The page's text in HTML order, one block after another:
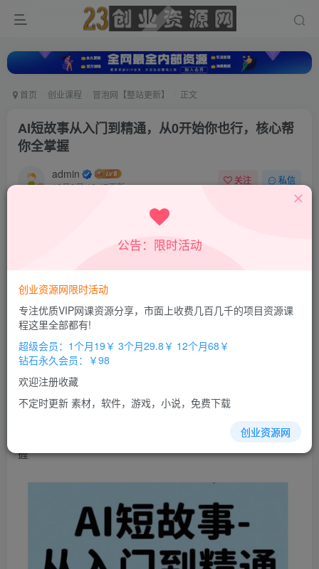
首页 创业课程 冒泡网【整站更新】 正文
AI短故事从入门到精通，从0开始你也行，核心帮
你全掌握
admin
10月8日 16:47更新
关注 私信
AI短故事从入门到精通，从0开始你也行，核心帮你全掌握
超级会员
立即购买
您当前未登录！建议登陆后购买，办理会员包月更省钱，可保存购
从入门到精通，从0开始你也行，核心帮你全掌
握
公告：限时活动
创业资源网限时活动
专注优质VIP网课资源分享，市面上收费几百几千的项目资源课
程这里全部都有!
超级会员：1个月19￥ 3个月29.8￥ 12个月68￥
钻石永久会员：￥98
欢迎注册收藏
不定时更新 素材，软件，游戏，小说，免费下载
创业资源网